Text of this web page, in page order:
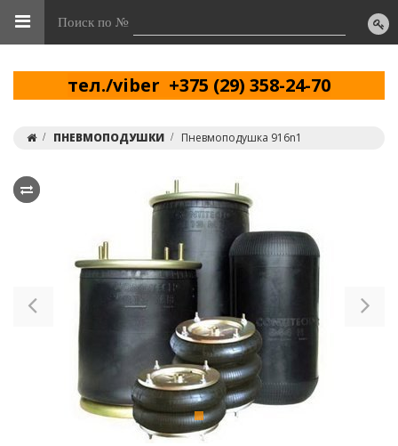
Поиск по №
тел./viber +375 (29) 358-24-70
ПНЕВМОПОДУШКИ Пневмоподушка 916n1
Previous